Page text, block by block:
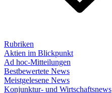
Rubriken
Aktien im Blickpunkt
Ad hoc-Mitteilungen
Bestbewertete News
Meistgelesene News
Konjunktur- und Wirtschaftsnews